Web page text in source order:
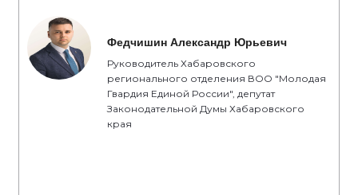
Федчишин Александр Юрьевич
Руководитель Хабаровского
регионального отделения ВОО "Молодая
Гвардия Единой России", депутат
Законодательной Думы Хабаровского
края